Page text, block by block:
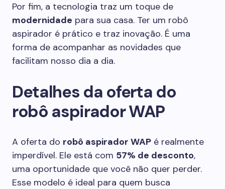
Por fim, a tecnologia traz um toque de
modernidade para sua casa. Ter um robô
aspirador é prático e traz inovação. É uma
forma de acompanhar as novidades que
facilitam nosso dia a dia.
Detalhes da oferta do
robô aspirador WAP
A oferta do robô aspirador WAP é realmente
imperdível. Ele está com 57% de desconto,
uma oportunidade que você não quer perder.
Esse modelo é ideal para quem busca